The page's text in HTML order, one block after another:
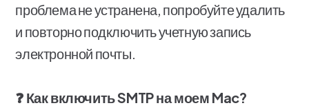
проблема не устранена, попробуйте удалить
и повторно подключить учетную запись
электронной почты.
❓ Как включить SMTP на моем Mac?